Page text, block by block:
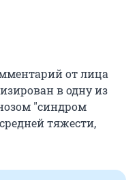
от лица
в одну из
"синдром
тяжести,